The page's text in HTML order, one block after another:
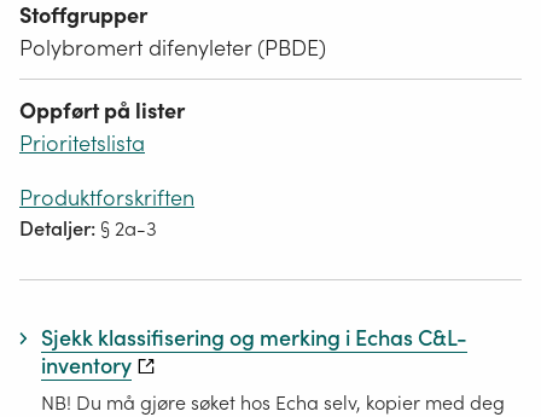
Stoffgrupper
Polybromert difenyleter (PBDE)
Oppført på lister
Prioritetslista
Produktforskriften
Detaljer: § 2a-3
Sjekk klassifisering og merking i Echas C&L-
inventory
NB! Du må gjøre søket hos Echa selv, kopier med deg